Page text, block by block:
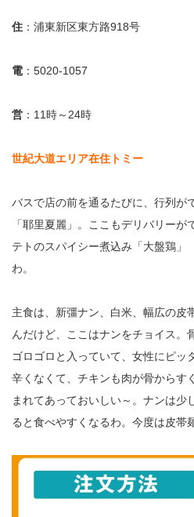
住 ：浦東新区東方路918号
電 ： 5020-1057
営 ： 11時～24時
世紀大道エリア在住トミー
バスで店の前を通るたびに、行列が
「耶里夏麗」。ここもデリバリー
テトのスパイシー煮込み「大盤鶏」
わ。
主食は、新彊ナン、白米、幅広の皮
んだけど、ここはナンをチョイス。
ゴロゴロと入っていて、女性にピッ
辛くなくて、チキンも肉が骨からす
まれてあっておいしい～。ナンは少
ると食べやすくなるわ。今度は皮帯